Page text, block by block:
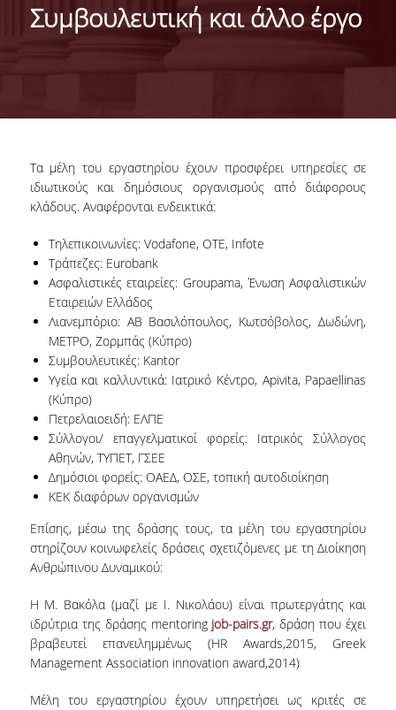
ΜΕΛΗ ΔΕΠ
ΥΠΟΨΗΦΙΟΙ ΔΙΔΑΚΤΟΡΕΣ
ΔΡΑΣΤΗΡΙΟΤΗΤΕΣ
ΕΡΕΥΝΑ
ΕΚΠΑΙΔΕΥΣΗ
ΣΥΜΒΟΥΛΕΥΤΙΚΗ
ΣΥΝΕΡΓΑΣΙΕΣ
ΝΕΑ
Συμβουλευτική και άλλο έργο
Τα μέλη του εργαστηρίου έχουν προσφέρει υπηρεσίες σε
ιδιωτικούς και δημόσιους οργανισμούς από διάφορους
κλάδους. Αναφέρονται ενδεικτικά:
Τηλεπικοινωνίες: Vodafone, OTE, Infote
Τράπεζες: Eurobank
Ασφαλιστικές εταιρείες: Groupama, Ένωση Ασφαλιστικών
Εταιρειών Ελλάδος
Λιανεμπόριο: ΑΒ Βασιλόπουλος, Κωτσόβολος, Δωδώνη,
ΜΕΤΡΟ, Ζορμπάς (Κύπρο)
Συμβουλευτικές: Kantor
Υγεία και καλλυντικά: Ιατρικό Κέντρο, Apivita, Papaellinas
(Κύπρο)
Πετρελαιοειδή: ΕΛΠΕ
Σύλλογοι/ επαγγελματικοί φορείς: Ιατρικός Σύλλογος
Αθηνών, ΤΥΠΕΤ, ΓΣΕΕ
Δημόσιοι φορείς: ΟΑΕΔ, ΟΣΕ, τοπική αυτοδιοίκηση
ΚΕΚ διαφόρων οργανισμών
Επίσης, μέσω της δράσης τους, τα μέλη του εργαστηρίου
στηρίζουν κοινωφελείς δράσεις σχετιζόμενες με τη Διοίκηση
Ανθρώπινου Δυναμικού:
Η Μ. Βακόλα (μαζί με Ι. Νικολάου) είναι πρωτεργάτης και
ιδρύτρια της δράσης mentoring job-pairs.gr, δράση που έχει
βραβευτεί επανειλημμένως (HR Awards,2015, Greek
Management Association innovation award,2014)
Mέλη του εργαστηρίου έχουν υπηρετήσει ως κριτές σε